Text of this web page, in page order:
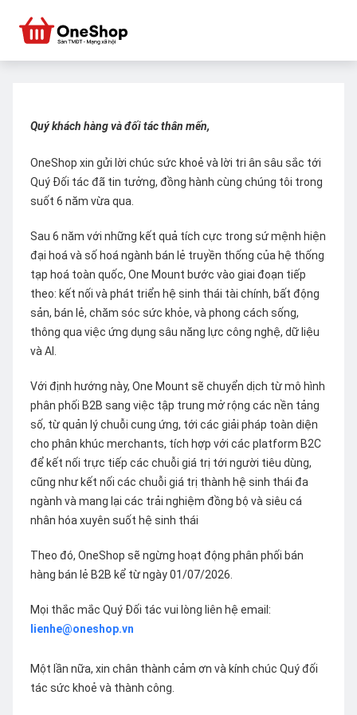
Quý khách hàng và đối tác thân mến,
OneShop xin gửi lời chúc sức khoẻ và lời tri ân sâu sắc tới
Quý Đối tác đã tin tưởng, đồng hành cùng chúng tôi trong
suốt 6 năm vừa qua.
Sau 6 năm với những kết quả tích cực trong sứ mệnh hiện
đại hoá và số hoá ngành bán lẻ truyền thống của hệ thống
tạp hoá toàn quốc, One Mount bước vào giai đoạn tiếp
theo: kết nối và phát triển hệ sinh thái tài chính, bất động
sản, bán lẻ, chăm sóc sức khỏe, và phong cách sống,
thông qua việc ứng dụng sâu năng lực công nghệ, dữ liệu
và AI.
Với định hướng này, One Mount sẽ chuyển dịch từ mô hình
phân phối B2B sang việc tập trung mở rộng các nền tảng
số, từ quản lý chuỗi cung ứng, tới các giải pháp toàn diện
cho phân khúc merchants, tích hợp với các platform B2C
để kết nối trực tiếp các chuỗi giá trị tới người tiêu dùng,
cũng như kết nối các chuỗi giá trị thành hệ sinh thái đa
ngành và mang lại các trải nghiệm đồng bộ và siêu cá
nhân hóa xuyên suốt hệ sinh thái
Theo đó, OneShop sẽ ngừng hoạt động phân phối bán
hàng bán lẻ B2B kể từ ngày 01/07/2026.
Mọi thắc mắc Quý Đối tác vui lòng liên hệ email:
lienhe@oneshop.vn
Một lần nữa, xin chân thành cảm ơn và kính chúc Quý đối
tác sức khoẻ và thành công.